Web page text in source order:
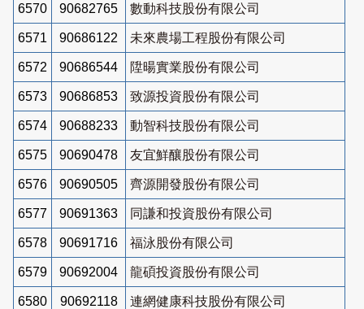
6570 90682765 數動科技股份有限公司
6571 90686122 未來農場工程股份有限公司
6572 90686544 陞暘實業股份有限公司
6573 90686853 致源投資股份有限公司
6574 90688233 動智科技股份有限公司
6575 90690478 友宜鮮釀股份有限公司
6576 90690505 齊源開發股份有限公司
6577 90691363 同謙和投資股份有限公司
6578 90691716 福泳股份有限公司
6579 90692004 龍碩投資股份有限公司
6580 90692118 連網健康科技股份有限公司